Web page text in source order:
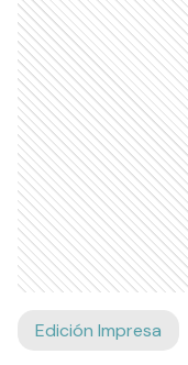
Edición Impresa